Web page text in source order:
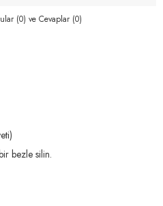
(0) ve Cevaplar (0)
bezle silin.